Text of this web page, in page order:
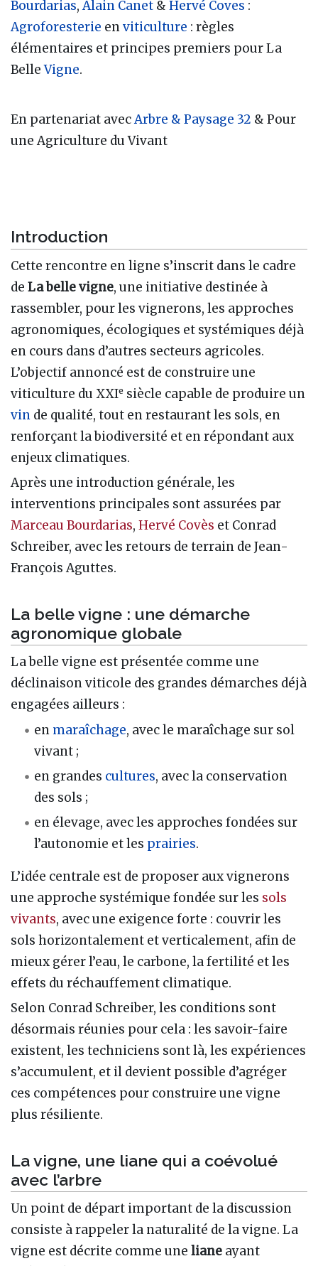
Bourdarias,Alain Canet & Hervé Coves :
Agroforesterie enviticulture : règles
élémentaires et principes premiers pour La
BelleVigne.
En partenariat avecArbre & Paysage 32 & Pour
une Agriculture du Vivant
Introduction
Cette rencontre en ligne s’inscrit dans le cadre
de La belle vigne, une initiative destinée à
rassembler, pour les vignerons, les approches
agronomiques, écologiques et systémiques déjà
en cours dans d’autres secteurs agricoles.
L’objectif annoncé est de construire une
viticulture du XXIe siècle capable de produire un
vin de qualité, tout en restaurant les sols, en
renforçant la biodiversité et en répondant aux
enjeux climatiques.
Après une introduction générale, les
interventions principales sont assurées par
Marceau Bourdarias, Hervé Covès et Conrad
Schreiber, avec les retours de terrain de Jean-
François Aguttes.
La belle vigne : une démarche
agronomique globale
La belle vigne est présentée comme une
déclinaison viticole des grandes démarches déjà
engagées ailleurs :
en maraîchage, avec le maraîchage sur sol
vivant ;
en grandes cultures, avec la conservation
des sols ;
en élevage, avec les approches fondées sur
l’autonomie et les prairies.
L’idée centrale est de proposer aux vignerons
une approche systémique fondée sur les sols
vivants, avec une exigence forte : couvrir les
sols horizontalement et verticalement, afin de
mieux gérer l’eau, le carbone, la fertilité et les
effets du réchauffement climatique.
Selon Conrad Schreiber, les conditions sont
désormais réunies pour cela : les savoir-faire
existent, les techniciens sont là, les expériences
s’accumulent, et il devient possible d’agréger
ces compétences pour construire une vigne
plus résiliente.
La vigne, une liane qui a coévolué
avec l’arbre
Un point de départ important de la discussion
consiste à rappeler la naturalité de la vigne. La
vigne est décrite comme une liane ayant